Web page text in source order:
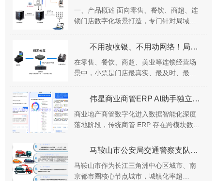
一、产品概述 面向零售、餐饮、商超、连
锁门店数字化场景打造，专门针对局域网
无需修改原有收银系统、不改动门店现有
局域网架构，低...
不用改收银、不用动网络！局域网小票打印机数据采集，终于实现轻量化全覆盖
在零售、餐饮、商超、美业等连锁经营场
景中，小票是门店最真实、最及时、最核
单小票、结算小票，都记录着门店的交易
金额、商品清单...
伟星商业商管ERP AI助手独立模块：自然语言AI问数解决方案
商业地产商管数字化进入数据智能化深度
落地阶段，传统商管 ERP 存在跨模块数据
获取门槛高、数据权限管控粗放等痛点。
伟星商业基...
马鞍山市公安局交通警察支队交警涉案车辆管理系统应用案例：全流程线上化闭环管理 提升涉案车辆处置效率
马鞍山市作为长江三角洲中心区城市、南
京都市圈核心节点城市，城镇化率超